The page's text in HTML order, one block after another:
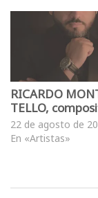
Composición y
Contemporánea
Estructuralmente la
es un gran proceso
disolución. El título
el…
RICARDO
TELLO,
22 de agosto de
En «Artistas»